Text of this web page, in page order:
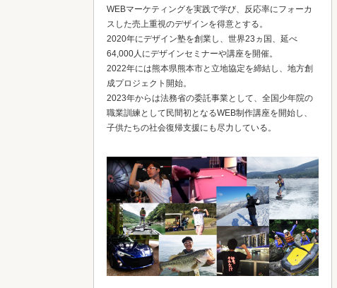
WEBマーケティングを実践で学び、反応率にフォーカ
スした売上重視のデザインを得意とする。
2020年にデザイン塾を創業し、世界23ヵ国、延べ
64,000人にデザインセミナーや講座を開催。
2022年には熊本県熊本市と立地協定を締結し、地方創
成プロジェクト開始。
2023年からは法務省の委託事業として、全国少年院の
職業訓練として民間初となるWEB制作講座を開始し、
子供たちの社会復帰支援にも尽力している。